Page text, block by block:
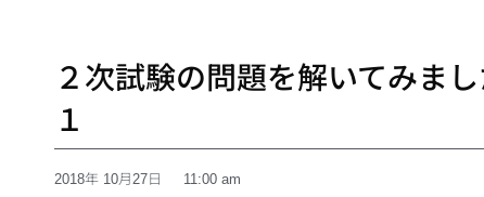
２次試験の問題を解いてみま
１
2018年 10月27日
11:00 am